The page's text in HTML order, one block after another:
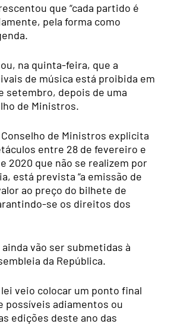
que “cada partido é
pela forma como
na quinta-feira, que a
de música está proibida em
setembro, depois de uma
de Ministros.
de Ministros explicita
entre 28 de fevereiro e
2020 que não se realizem por
está prevista “a emissão de
ao preço do bilhete de
se os direitos dos
vão ser submetidas à
da República.
veio colocar um ponto final
possíveis adiamentos ou
edições deste ano das